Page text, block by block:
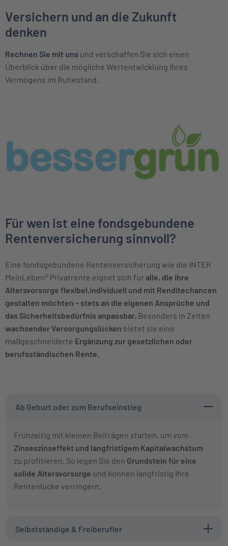
Versichern und an die Zukunft
denken
Rechnen Sie mit uns und verschaffen Sie sich einen
Überblick über die mögliche Wertentwicklung Ihres
Vermögens im Ruhestand.
Für wen ist eine fondsgebundene
Rentenversicherung sinnvoll?
Eine fondsgebundene Rentenversicherung wie die INTER
MeinLeben® Privatrente eignet sich füralle, die ihre
Altersvorsorge flexibel,individuell und mit Renditechancen
gestalten möchten – stets an die eigenen Ansprüche und
das Sicherheitsbedürfnis anpassbar. Besonders in Zeiten
wachsender Versorgungslücken bietet sie eine
maßgeschneiderte Ergänzung zur gesetzlichen oder
berufsständischen Rente.
Ab Geburt oder zum Berufseinstieg
Frühzeitig mit kleinen Beiträgen starten, um vom
Zinseszinseffekt und langfristigem Kapitalwachstum
zu profitieren. So legen Sie den Grundstein für eine
solide Altersvorsorge und können langfristig Ihre
Rentenlücke verringern.
Selbstständige & Freiberufler